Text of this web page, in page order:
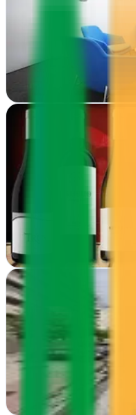
Diseño web, SEO y hosting
online para empresas con
Ver ficha
Ladinamo Advertising
Logroño, La Rioja
Desde Logroño, impulsan
integral. Web, diseño y
Ver ficha
Lebó
Logroño, La Rioja
Lebó impulsa empresas
de marketing integral
Ver ficha completa